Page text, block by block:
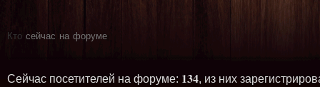
Кто сейчас на форуме
Сейчас посетителей на форуме: 134, из них